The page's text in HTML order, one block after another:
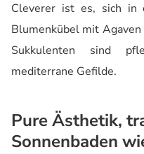
Cleverer ist es, sich in
Blumenkübel mit Agaven
Sukkulenten sind
mediterrane Gefilde.
Pure Ästhetik,
Sonnenbaden